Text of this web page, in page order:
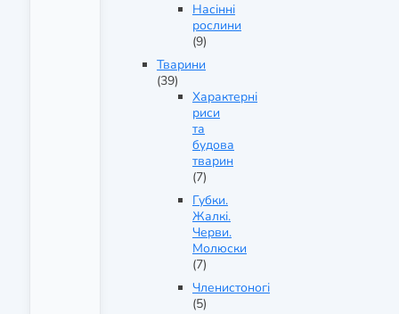
Насінні
рослини
(9)
Тварини
(39)
Характерні
риси
та
будова
тварин
(7)
Губки.
Жалкі.
Черви.
Молюски
(7)
Членистоногі
(5)